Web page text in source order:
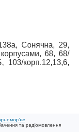
Сонячна, 29,
68, 68/
103/корп.12,13,6,
та радіомовлення